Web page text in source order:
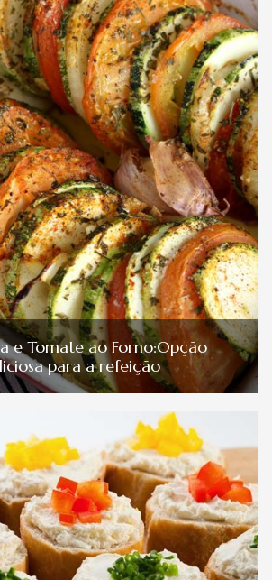
e Tomate ao Forno:Opção
para a refeição